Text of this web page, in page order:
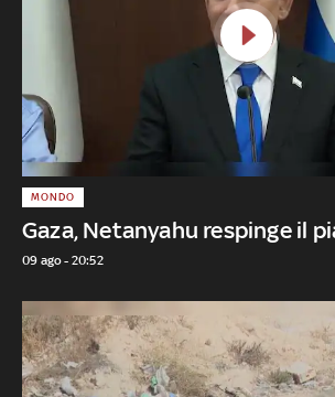
Gaza, Netanyahu respinge il
MONDO
09 ago - 20:52